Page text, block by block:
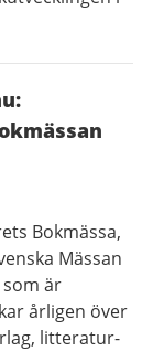
Bokmässa,
Mässan
som är
årligen över
litteratur-